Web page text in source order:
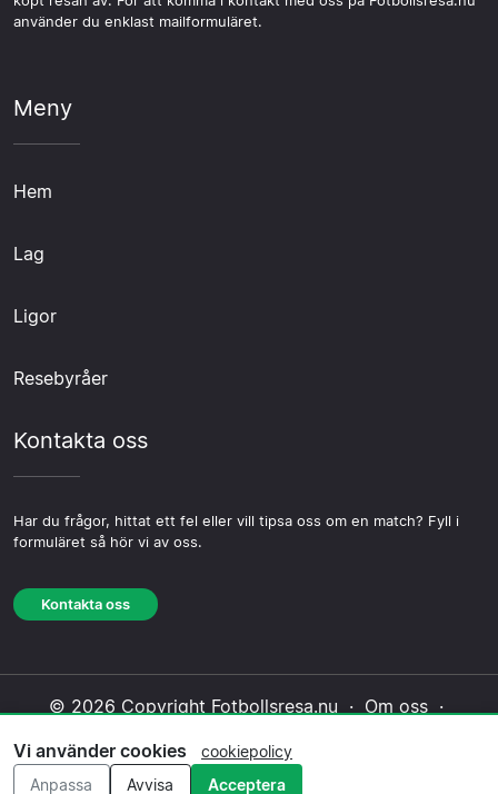
använder du enklast mailformuläret.
Meny
Hem
Lag
Ligor
Resebyråer
Kontakta oss
Har du frågor, hittat ett fel eller vill tipsa oss om en match? Fyll i
formuläret så hör vi av oss.
Kontakta oss
© 2026 Copyright Fotbollsresa.nu · Om oss ·
Redaktionell policy
Vi använder cookies
cookiepolicy
Anpassa
Avvisa Acceptera